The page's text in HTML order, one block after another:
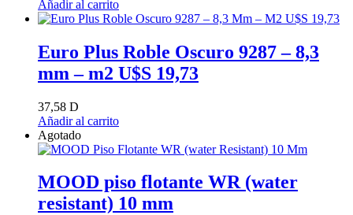
Añadir al carrito
Euro Plus Roble Oscuro 9287 – 8,3
mm – m2 U$S 19,73
37,58 D
Añadir al carrito
Agotado
MOOD piso flotante WR (water
resistant) 10 mm